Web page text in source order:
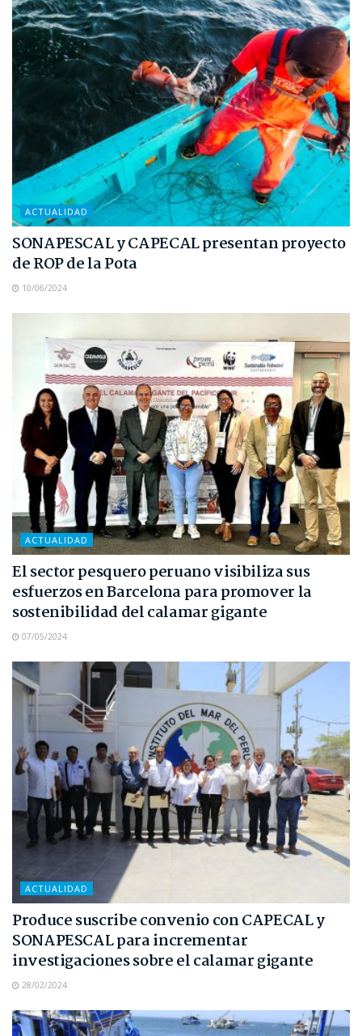
ACTUALIDAD
SONAPESCAL y CAPECAL presentan proyecto
de ROP de la Pota
10/06/2024
ACTUALIDAD
El sector pesquero peruano visibiliza sus
esfuerzos en Barcelona para promover la
sostenibilidad del calamar gigante
07/05/2024
ACTUALIDAD
Produce suscribe convenio con CAPECAL y
SONAPESCAL para incrementar
investigaciones sobre el calamar gigante
28/02/2024